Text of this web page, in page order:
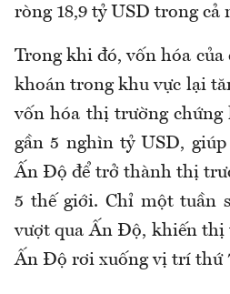
ròng 18,9 tỷ USD trong cả
Trong khi đó, vốn hóa
khoán trong khu vực lại
vốn hóa thị trường
gần 5 nghìn tỷ USD,
Ấn Độ để trở thành thị
5 thế giới. Chỉ một tuần
vượt qua Ấn Độ, khiến thị
Ấn Độ rơi xuống vị trí thứ